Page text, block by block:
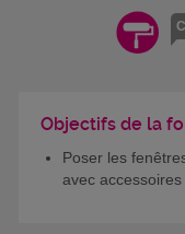
Objectifs de la
Poser les
avec